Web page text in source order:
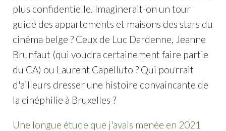
plus confidentielle. Imaginerait-on un tour
guidé des appartements et maisons des stars du
cinéma belge ? Ceux de Luc Dardenne, Jeanne
Brunfaut (qui voudra certainement faire partie
du CA) ou Laurent Capelluto ? Qui pourrait
d'ailleurs dresser une histoire convaincante de
la cinéphilie à Bruxelles ?
Une longue étude que j'avais menée en 2021